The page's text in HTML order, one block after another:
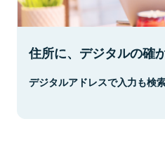
住所に、デジタルの確
デジタルアドレスで入力も検